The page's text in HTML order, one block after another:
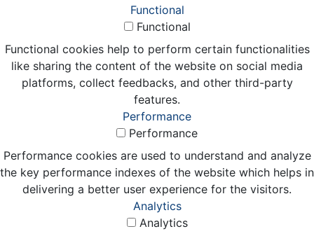
Functional
Functional
Functional cookies help to perform certain functionalities
like sharing the content of the website on social media
platforms, collect feedbacks, and other third-party
features.
Performance
Performance
Performance cookies are used to understand and analyze
the key performance indexes of the website which helps in
delivering a better user experience for the visitors.
Analytics
Analytics